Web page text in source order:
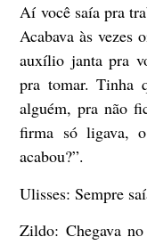
Aí você saía pra
Acabava às vezes
auxílio janta pra
pra tomar. Tinha
alguém, pra não
firma só ligava,
acabou?”.
Ulisses:Sempre
Zildo: Chegava